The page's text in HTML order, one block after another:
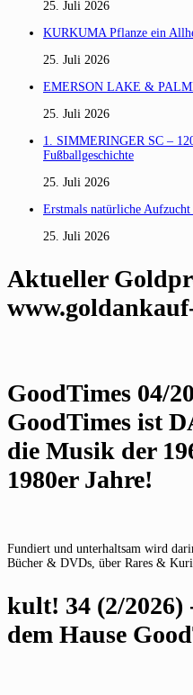
25. Juli 2026
KURKUMA Pflanze ein
25. Juli 2026
EMERSON LAKE &
25. Juli 2026
1. SIMMERINGER SC –
Fußballgeschichte
25. Juli 2026
Erstmals natürliche
25. Juli 2026
Aktueller
GoodTimes 04/
GoodTimes ist
die Musik der
1980er Jahre!
Fundiert und unterhaltsam wird
Bücher & DVDs, über Rares &
kult! 34 (2/2026)
dem Hause